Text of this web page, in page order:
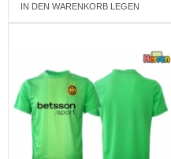
IN DEN WARENKORB LEGEN